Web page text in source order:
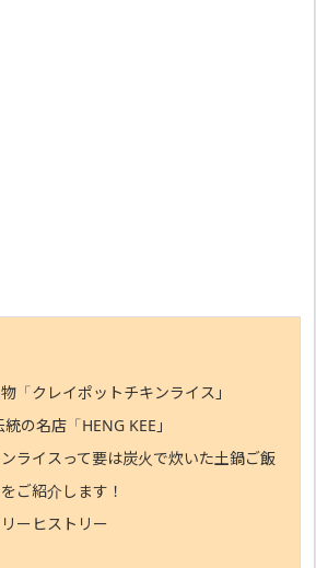
「クレイポットチキンライス」
の名店「HENG KEE」
ライスって要は炭火で炊いた土鍋ご飯
ご紹介します！
ーヒストリー